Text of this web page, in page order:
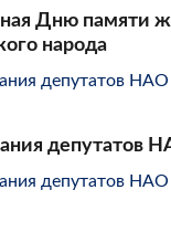
Дню памяти
народа
депутатов